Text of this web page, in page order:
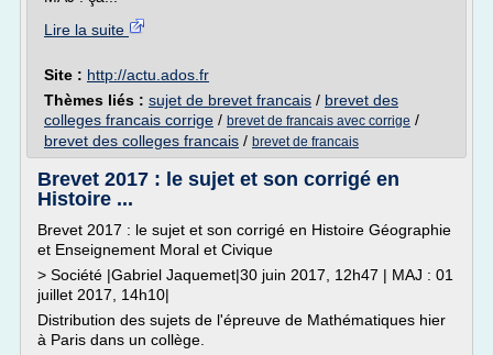
Lire la suite
Site : http://actu.ados.fr
Thèmes liés : sujet de brevet francais / brevet des
colleges francais corrige / brevet de francais avec corrige /
brevet des colleges francais / brevet de francais
Brevet 2017 : le sujet et son corrigé en
Histoire ...
Brevet 2017 : le sujet et son corrigé en Histoire Géographie
et Enseignement Moral et Civique
> Société |Gabriel Jaquemet|30 juin 2017, 12h47 | MAJ : 01
juillet 2017, 14h10|
Distribution des sujets de l'épreuve de Mathématiques hier
à Paris dans un collège.